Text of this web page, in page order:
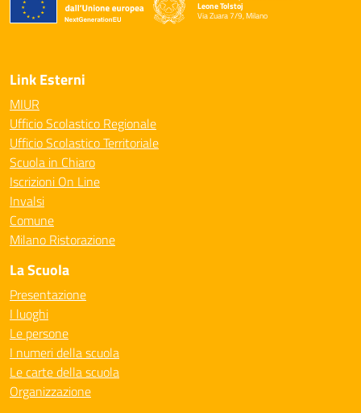
Leone Tolstoj
Via Zuara 7/9, Milano
— Visita la pagina iniziale della scuola
Link Esterni
MIUR
Ufficio Scolastico Regionale
Ufficio Scolastico Territoriale
Scuola in Chiaro
Iscrizioni On Line
Invalsi
Comune
Milano Ristorazione
La Scuola
Presentazione
I luoghi
Le persone
I numeri della scuola
Le carte della scuola
Organizzazione